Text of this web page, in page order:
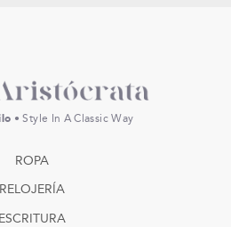
• Style In A Classic Way
ROPA
RELOJERÍA
ESCRITURA